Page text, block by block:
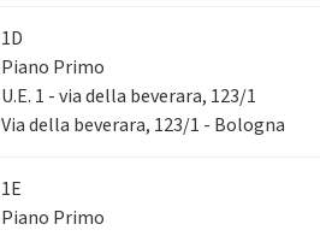
1D
Piano Primo
U.E. 1 - via della beverara, 123/1
Via della beverara, 123/1 - Bologna
1E
Piano Primo